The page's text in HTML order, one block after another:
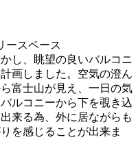
ースペース
し、眺望の良いバルコニ
画しました。空気の澄ん
富士山が見え、一日の気
ルコニーから下を覗き込
来る為、外に居ながらも
を感じることが出来ま